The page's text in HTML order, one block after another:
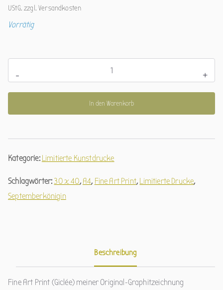
UStG. zzgl.Versandkosten
Vorrätig
-
(limitierter
Kunstdruck)
+
In den Warenkorb
Kategorie: Limitierte Kunstdrucke
Schlagwörter:30 x 40, A4, Fine Art Print, Limitierte Drucke,
Septemberkönigin
Beschreibung
Fine Art Print (Giclée) meiner Original-Graphitzeichnung